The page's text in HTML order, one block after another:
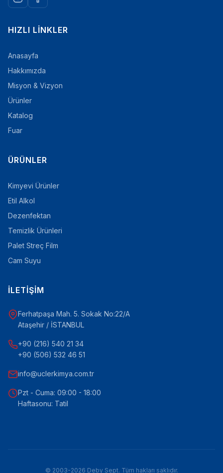
HIZLI LINKLER
Anasayfa
Hakkımızda
Misyon & Vizyon
Ürünler
Katalog
Fuar
ÜRÜNLER
Kimyevi Ürünler
Etil Alkol
Dezenfektan
Temizlik Ürünleri
Palet Streç Film
Cam Suyu
İLETIŞIM
Ferhatpaşa Mah. 5. Sokak No:22/A
Ataşehir / İSTANBUL
+90 (216) 540 21 34
+90 (506) 532 46 51
info@uclerkimya.com.tr
Pzt - Cuma: 09:00 - 18:00
Haftasonu: Tatil
© 2003-2026 Deby Sept. Tüm hakları saklıdır.